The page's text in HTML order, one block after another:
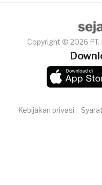
Copyright © 2026
Kebijakan privasi